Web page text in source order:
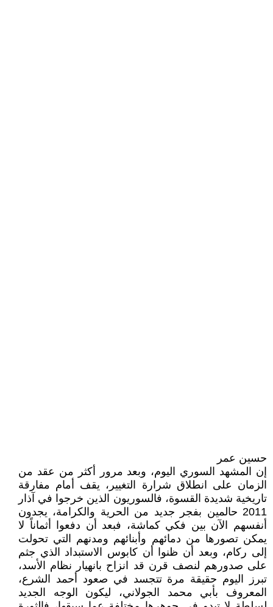
حسين عمر
إن المشهد السوري اليوم، وبعد مرور أكثر من عقد من
الزمان على انطلاق شرارة التغيير، يقف أمام مفارقة
تاريخية شديدة القسوة، فالسوريون الذين خرجوا في آذار
2011 حالمين بفجر جديد من الحرية والكرامة، يجدون
أنفسهم الآن بين فكي كماشة، فبعد أن دفعوا أثماناً لا
يمكن تصورها من دمائهم وأبنائهم ومدنهم التي تحولت
إلى ركام، وبعد أن ظنوا أن كابوس الاستبداد الذي جثم
على صدورهم لنصف قرن قد انزاح بانهيار نظام الأسد،
تبرز اليوم حقيقة مرة تتجسد في صعود أحمد الشرع،
المعروف بأبي محمد الجولاني، ليكون الوجه الجديد